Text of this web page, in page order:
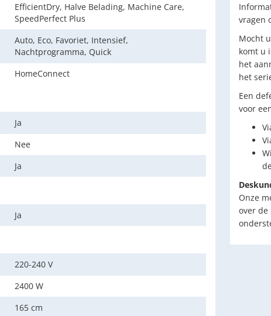
EfficientDry, Halve Belading, Machine Care,
SpeedPerfect Plus
Auto, Eco, Favoriet, Intensief,
Nachtprogramma, Quick
HomeConnect
Ja
Nee
Ja
Ja
220-240 V
2400 W
165 cm
vragen
Mocht
komt u
het
het
Een
voor
Onze
over